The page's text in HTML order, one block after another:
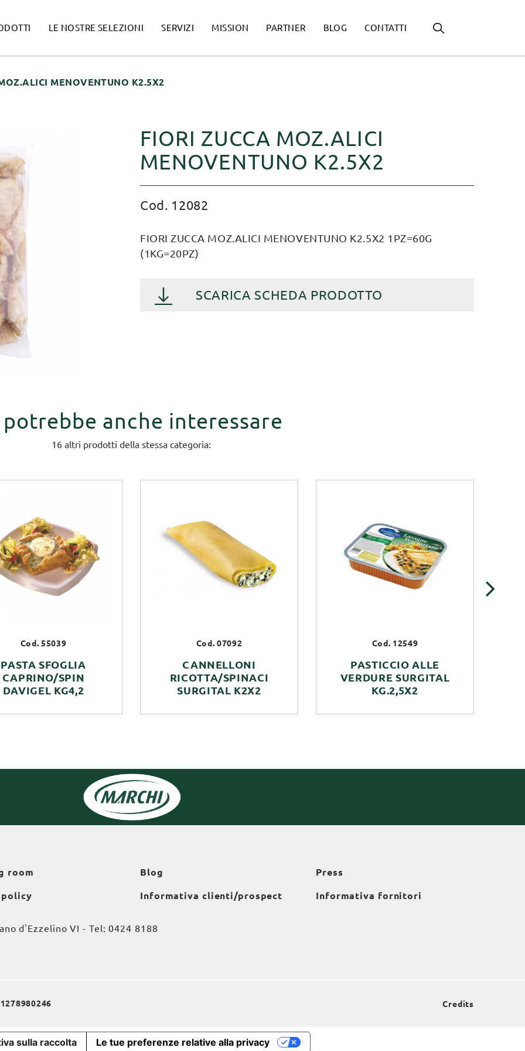
LE NOSTRE SELEZIONI SERVIZI MISSION PARTNER BLOG CONTATTI
MENOVENTUNO K2.5X2
FIORI ZUCCA MOZ.ALICI
MENOVENTUNO K2.5X2
Cod. 12082
FIORI ZUCCA MOZ.ALICI MENOVENTUNO K2.5X2 1PZ=60G
(1KG=20PZ)
SCARICA SCHEDA PRODOTTO
potrebbe anche interessare
16 altri prodotti della stessa categoria:
Cod. 55039
PASTA SFOGLIA
CAPRINO/SPIN
DAVIGEL KG4,2
Cod. 07092
CANNELLONI
RICOTTA/SPINACI
SURGITAL K2X2
Cod. 12549
PASTICCIO ALLE
VERDURE SURGITAL
KG.2,5X2
room
policy
Blog
Informativa clienti/prospect
Press
Informativa fornitori
d'Ezzelino VI - Tel:0424 8188
Credits
sulla raccolta Le tue preferenze relative alla privacy